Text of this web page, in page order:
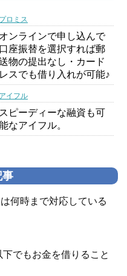
プロミス
オンラインで申し込んで
口座振替を選択すれば郵
物の提出なし・カード
レスでも借り入れが可能♪
アイフル
スピーディーな融資も可
なアイフル。
事
何時まで対応している
でもお金を借りること